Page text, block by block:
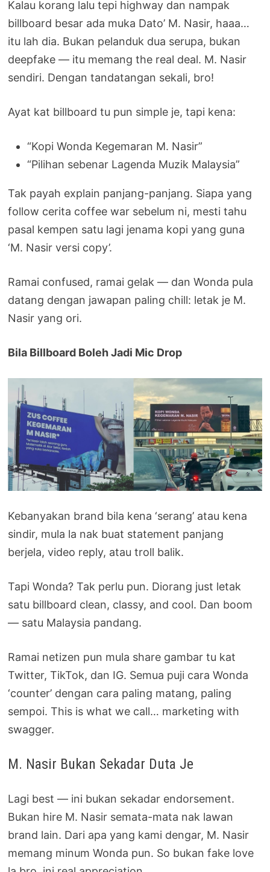
Kalau korang lalu tepi highway dan nampak
billboard besar ada muka Dato’ M. Nasir, haaa…
itu lah dia. Bukan pelanduk dua serupa, bukan
deepfake — itu memang the real deal. M. Nasir
sendiri. Dengan tandatangan sekali, bro!
Ayat kat billboard tu pun simple je, tapi kena:
“Kopi Wonda Kegemaran M. Nasir”
“Pilihan sebenar Lagenda Muzik Malaysia”
Tak payah explain panjang-panjang. Siapa yang
follow cerita coffee war sebelum ni, mesti tahu
pasal kempen satu lagi jenama kopi yang guna
‘M. Nasir versi copy’.
Ramai confused, ramai gelak — dan Wonda pula
datang dengan jawapan paling chill: letak je M.
Nasir yang ori.
Bila Billboard Boleh Jadi Mic Drop
Kebanyakan brand bila kena ‘serang’ atau kena
sindir, mula la nak buat statement panjang
berjela, video reply, atau troll balik.
Tapi Wonda? Tak perlu pun. Diorang just letak
satu billboard clean, classy, and cool. Dan boom
— satu Malaysia pandang.
Ramai netizen pun mula share gambar tu kat
Twitter, TikTok, dan IG. Semua puji cara Wonda
‘counter’ dengan cara paling matang, paling
sempoi. This is what we call… marketing with
swagger.
M. Nasir Bukan Sekadar Duta Je
Lagi best — ini bukan sekadar endorsement.
Bukan hire M. Nasir semata-mata nak lawan
brand lain. Dari apa yang kami dengar, M. Nasir
memang minum Wonda pun. So bukan fake love